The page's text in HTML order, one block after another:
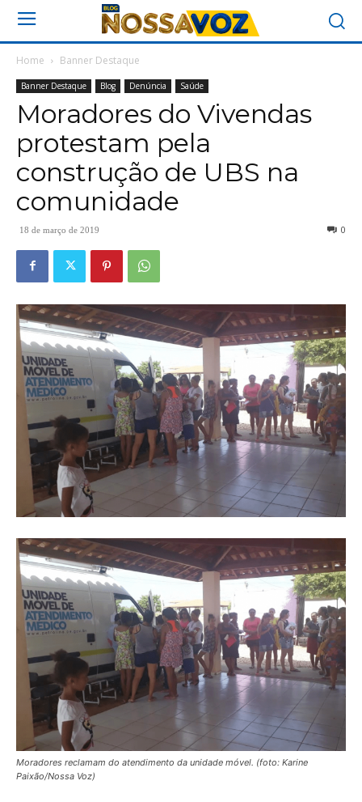
Home Banner Destaque
Banner Destaque Blog Denúncia Saúde
Moradores do Vivendas
protestam pela
construção de UBS na
comunidade
18 de março de 2019 0
Moradores reclamam do atendimento da unidade móvel. (foto: Karine
Paixão/Nossa Voz)